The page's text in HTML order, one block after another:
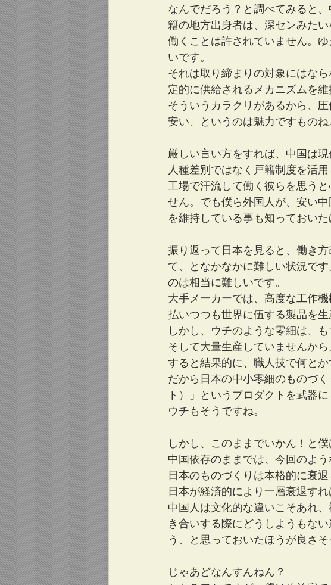
なんでだろう？と調べてみると
籍の地方出身者は、深センみた
働くことは許されていません。
いです。
それは取り締まりの対象にはな
定的に供給されるメカニズムを維
そういうカラクリがあるから、
安い、というのは魅力ですものね
厳しい言い方をすれば、中国は
人種差別ではなく戸籍制度を活用
工場で汗流して働く彼らを思う
せん。でも僕ら外国人が、安い
を維持している事も知っておい
振り返って日本を見ると、働き
て、となかなかに難しい状況で
のは相当に難しいです。
大手メーカーでは、高度な工作
払いつつも世界に伍する製品を生
しかし、ウチのような零細は、
そして大量生産していませんか
すると結果的に、職人技で何とか
だから日本の中小零細のものづ
ト）」というプロダクトを武器
ウチもそうですね。
しかし、このままでいかん！と僕
中国依存のままでは、今回のよ
日本のものづくりは本格的に衰退
日本が経済的により一層衰退す
中国人は文化的な違いこそあれ
き合いする際にどうしようもな
う、と思っておいたほうが良さ
じゃあどなんすんねん？